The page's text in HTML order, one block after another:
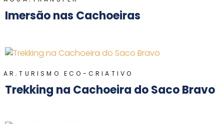
Imersão nas Cachoeiras
AR,TURISMO ECO-CRIATIVO
Trekking na Cachoeira do Saco Bravo